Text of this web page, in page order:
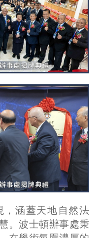
，涵蓋天地自然法
。波士頓辦事處秉